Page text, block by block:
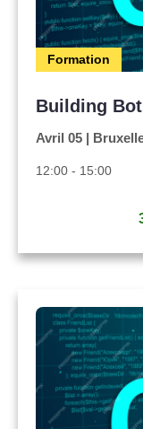
Formation
Building
Avril 05 |
12:00 - 15:00